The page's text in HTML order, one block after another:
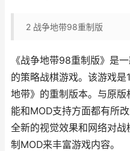
2 战争地带98重制版
《战争地带98重制版》是
的策略战棋游戏。该游戏
地带》的重制版本。与原
能和MOD支持方面都有所
全新的视觉效果和网络对
制MOD来丰富游戏内容。